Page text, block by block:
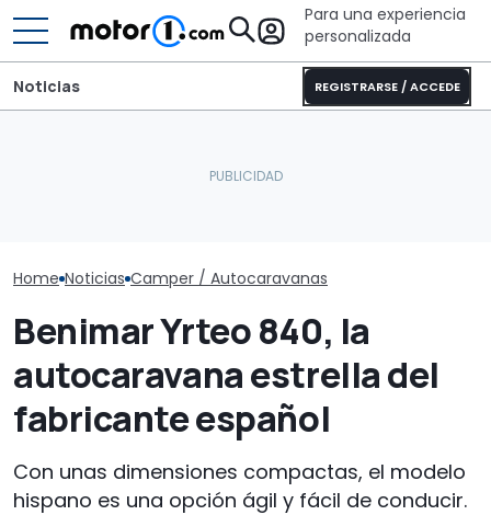
Para una experiencia
personalizada
REGISTRARSE / ACCEDE
Noticias
Home Noticias Camper / Autocaravanas
Benimar Yrteo 840, la
autocaravana estrella del
fabricante español
Con unas dimensiones compactas, el modelo
hispano es una opción ágil y fácil de conducir.